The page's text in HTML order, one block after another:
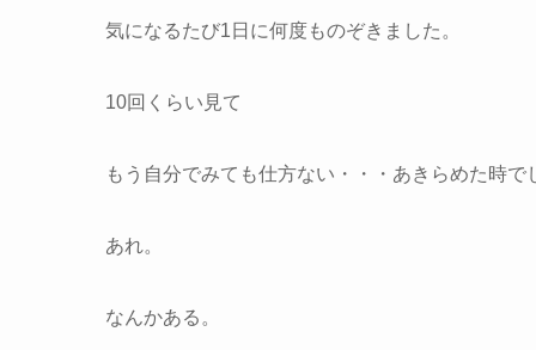
気になるたび1日に何度ものぞきました。
10回くらい見て
もう自分でみても仕方ない・・・あきらめた時で
あれ。
なんかある。